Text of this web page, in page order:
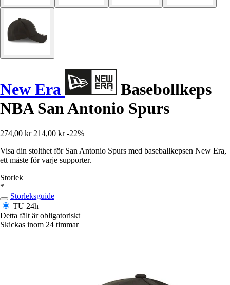
New Era
Basebollkeps
NBA San Antonio Spurs
274,00 kr 214,00 kr -22%
Visa din stolthet för San Antonio Spurs med baseballkepsen New Era,
ett måste för varje supporter.
Storlek
*
Storleksguide
TU 24h
Detta fält är obligatoriskt
Skickas inom 24 timmar